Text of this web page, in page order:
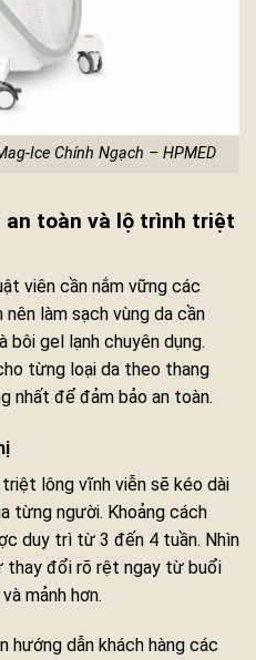
Ice Chính Ngạch – HPMED
an toàn và lộ trình triệt
viên cần nắm vững các
làm sạch vùng da cần
gel lạnh chuyên dụng.
từng loại da theo thang
nhất để đảm bảo an toàn.
lông vĩnh viễn sẽ kéo dài
từng người. Khoảng cách
duy trì từ 3 đến 4 tuần. Nhìn
thay đổi rõ rệt ngay từ buổi
mảnh hơn.
hướng dẫn khách hàng các